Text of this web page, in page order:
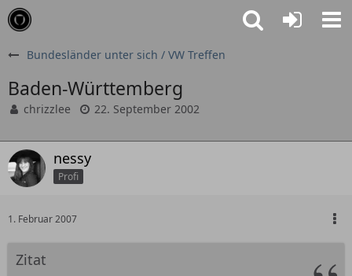
Bundesländer unter sich / VW Treffen
Baden-Württemberg
chrizzlee 22. September 2002
nessy
Profi
1. Februar 2007
Zitat